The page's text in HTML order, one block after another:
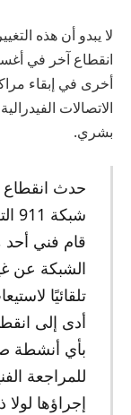
لا يبدو أن هذه
بشري.
تلقائيًا
أدى إلى
بأي أنشطة
للمراجعة